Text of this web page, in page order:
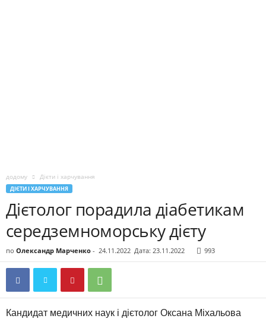
додому Дієти і харчування
ДІЄТИ І ХАРЧУВАННЯ
Дієтолог порадила діабетикам
середземноморську дієту
по Олександр Марченко - 24.11.2022 Дата: 23.11.2022 993
Кандидат медичних наук і дієтолог Оксана Міхальова